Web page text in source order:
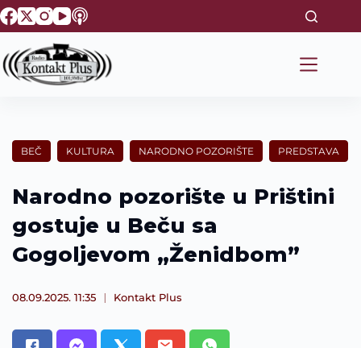
S
k
p
t
e
t
BEČ KULTURA NARODNO POZORIŠTE PREDSTAVA
Narodno pozorište u Prištini
gostuje u Beču sa
Gogoljevom „Ženidbom”
08.09.2025. 11:35 Kontakt Plus